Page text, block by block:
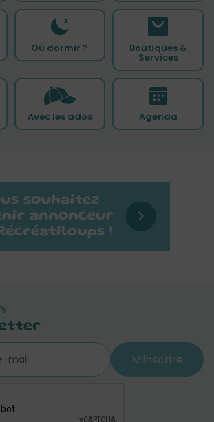
Où dormir ? Boutiques &
Services
Avec les ados Agenda
M'inscrire